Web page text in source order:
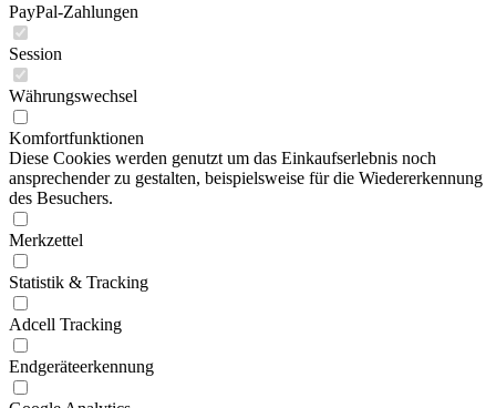
PayPal-Zahlungen
Session
Währungswechsel
Komfortfunktionen
Diese Cookies werden genutzt um das Einkaufserlebnis noch
ansprechender zu gestalten, beispielsweise für die Wiedererkennung
des Besuchers.
Merkzettel
Statistik & Tracking
Adcell Tracking
Endgeräteerkennung